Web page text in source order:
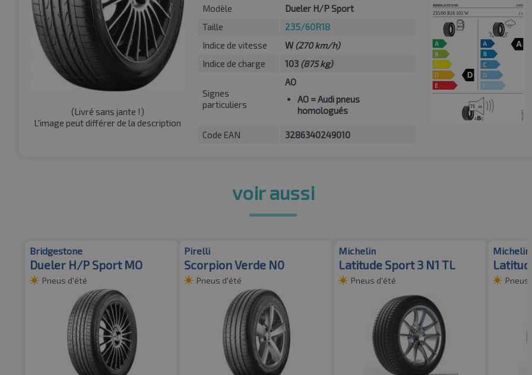
(Livré sans jante !)
L'image peut différer de la description
Modèle
Dueler H/P Sport
Taille
235/60R18
Indice de vitesse
W (270 km/h)
Indice de charge
103 (875 kg)
Signes
particuliers
AO
AO= Audi pneus
homologués
Code EAN 3286340249010
voir aussi
Bridgestone
Dueler H/P Sport MO
Pneus d'été
Pirelli
Scorpion Verde N0
Pneus d'été
Michelin
Latitude Sport 3 N1 TL
Pneus d'été
Michelin
Pneus